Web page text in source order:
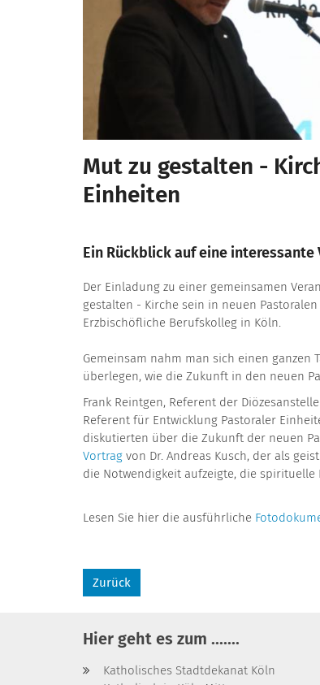
Mut zu gestalten -
Einheiten
Ein Rückblick auf eine
Der Einladung zu einer gemeinsamen
gestalten - Kirche sein in neuen
Erzbischöfliche Berufskolleg in Köln.
Gemeinsam nahm man sich einen
überlegen, wie die Zukunft in den neuen
Frank Reintgen, Referent der
Referent für Entwicklung Pastoraler
diskutierten über die Zukunft der neuen
Vortrag von Dr. Andreas Kusch, der als
die Notwendigkeit aufzeigte, die
Lesen Sie hier die ausführliche
Zurück
Hier geht es zum .......
Katholisches Stadtdekanat Köln